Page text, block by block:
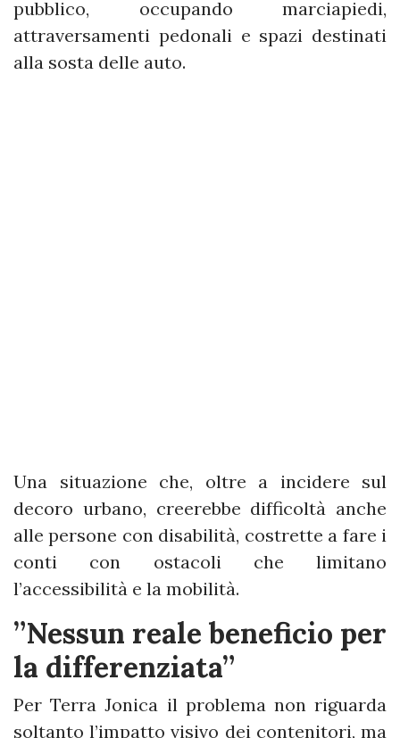
pubblico, occupando marciapiedi,
attraversamenti pedonali e spazi destinati
alla sosta delle auto.
Una situazione che, oltre a incidere sul
decoro urbano, creerebbe difficoltà anche
alle persone con disabilità, costrette a fare i
conti con ostacoli che limitano
l’accessibilità e la mobilità.
”Nessun reale beneficio per
la differenziata”
Per Terra Jonica il problema non riguarda
soltanto l’impatto visivo dei contenitori, ma